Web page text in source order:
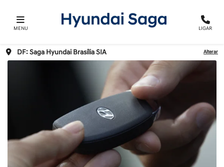
MENU LIGAR
DF: Saga Hyundai Brasília SIA Alterar